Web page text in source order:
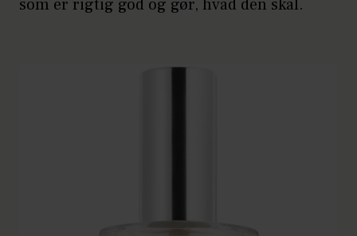
som er rigtig god og gør, hvad den skal.